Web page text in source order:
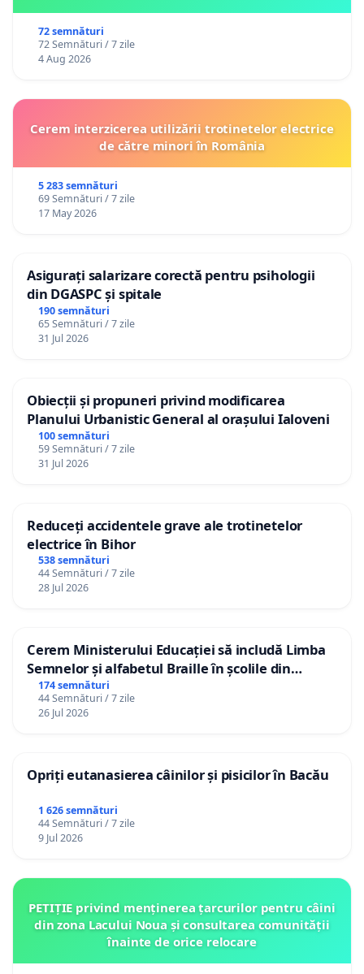
72 semnături
72 Semnături / 7 zile
4 Aug 2026
Cerem interzicerea utilizării trotinetelor electrice
de către minori în România
5 283 semnături
69 Semnături / 7 zile
17 May 2026
Asigurați salarizare corectă pentru psihologii
din DGASPC și spitale
190 semnături
65 Semnături / 7 zile
31 Jul 2026
Obiecții și propuneri privind modificarea
Planului Urbanistic General al orașului Ialoveni
100 semnături
59 Semnături / 7 zile
31 Jul 2026
Reduceți accidentele grave ale trotinetelor
electrice în Bihor
538 semnături
44 Semnături / 7 zile
28 Jul 2026
Cerem Ministerului Educației să includă Limba
Semnelor și alfabetul Braille în școlile din
Republica Moldova!
174 semnături
44 Semnături / 7 zile
26 Jul 2026
Opriți eutanasierea câinilor și pisicilor în Bacău
1 626 semnături
44 Semnături / 7 zile
9 Jul 2026
PETIȚIE privind menținerea țarcurilor pentru câini
din zona Lacului Noua și consultarea comunității
înainte de orice relocare